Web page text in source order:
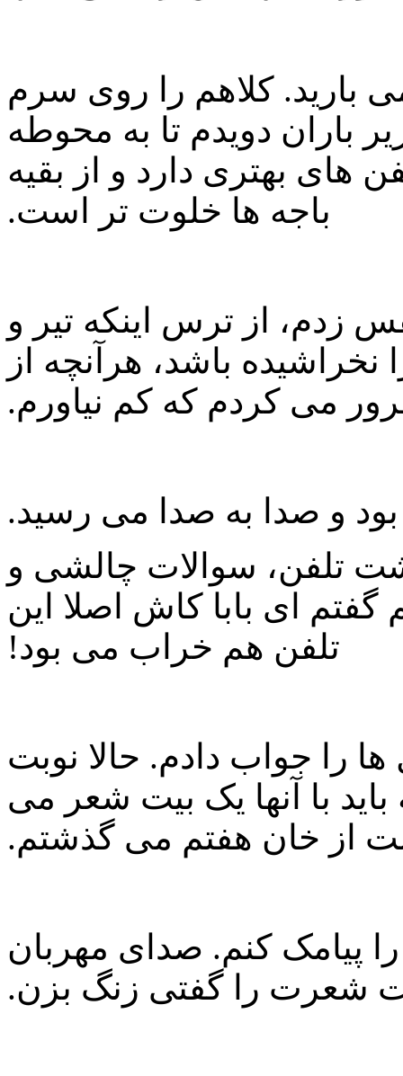
بارید. کلاهم را روی سرم
باران دویدم تا به محوطه
تلفن های بهتری دارد و از بقیه
باجه ها خلوت تر است.
از ترس اینکه تیر و
باشد، هرآنچه از
می کردم که کم نیاورم.
بود و صدا به صدا می رسید.
تلفن، سوالات چالشی و
ای بابا کاش اصلا این
تلفن هم خراب می بود!
را جواب دادم. حالا نوبت
با آنها یک بیت شعر می
از خان هفتم می گذشتم.
را پیامک کنم. صدای مهربان
شعرت را گفتی زنگ بزن.